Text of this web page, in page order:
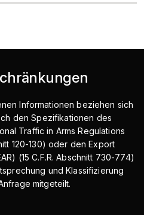
Informationen beziehen sich
den Spezifikationen des
Traffic in Arms Regulations
120-130) oder den Export
(15 C.F.R. Abschnitt 730-774)
und Klassifizierung
mitgeteilt.